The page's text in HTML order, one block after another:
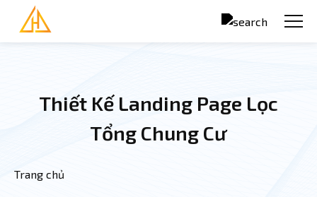
Nhảy đến nội dung
Thiết Kế Landing Page Lọc
Tổng Chung Cư
Bạn đang ở đây
Trang chủ